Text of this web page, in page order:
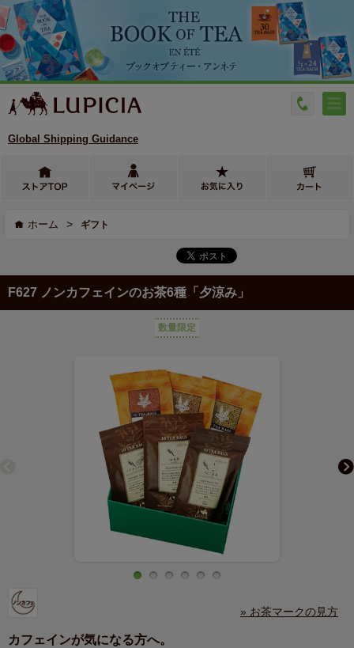
Global Shipping Guidance
ホーム > ギフト
F627 ノンカフェインのお茶6種「夕涼み」
数量限定
» お茶マークの見方
カフェインが気になる方へ。